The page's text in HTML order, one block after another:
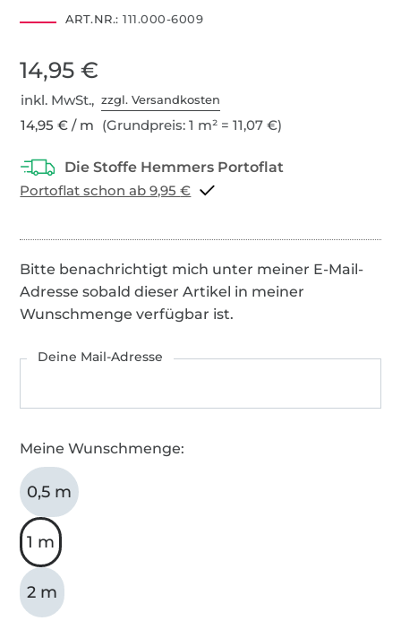
ART.NR.: 111.000-6009
14,95 €
inkl. MwSt.,zzgl. Versandkosten
14,95 € / m (Grundpreis: 1 m² = 11,07 €)
Portoflat schon ab 9,95 €
Bitte benachrichtigt mich unter meiner E-Mail-
Adresse sobald dieser Artikel in meiner
Wunschmenge verfügbar ist.
Deine Mail-Adresse
Meine Wunschmenge:
0,5 m
1 m
2 m